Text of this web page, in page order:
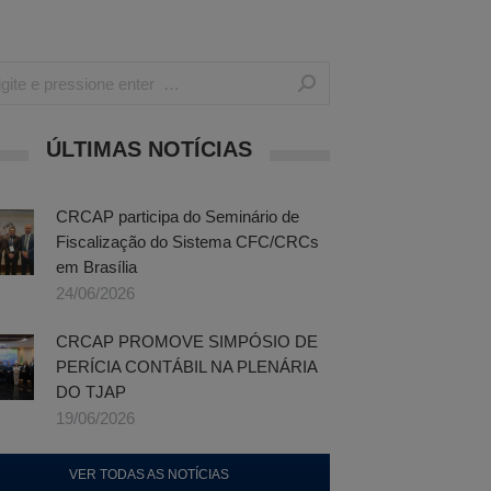
ÚLTIMAS NOTÍCIAS
CRCAP participa do Seminário de
Fiscalização do Sistema CFC/CRCs
em Brasília
24/06/2026
CRCAP PROMOVE SIMPÓSIO DE
PERÍCIA CONTÁBIL NA PLENÁRIA
DO TJAP
19/06/2026
VER TODAS AS NOTÍCIAS